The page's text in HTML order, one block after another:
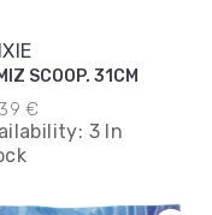
SCOOP. 31CM
€
3 In